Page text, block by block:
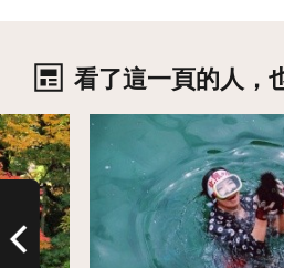
看了這一頁的人，
詳情